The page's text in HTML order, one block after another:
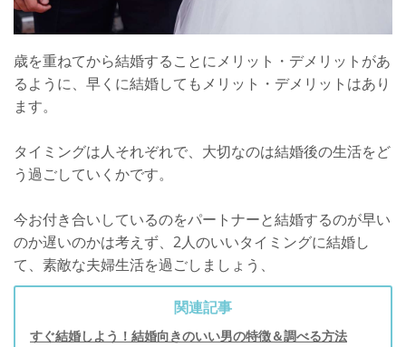
歳を重ねてから結婚することにメリット・デメリットがあ
るように、早くに結婚してもメリット・デメリットはあり
ます。
タイミングは人それぞれで、大切なのは結婚後の生活をど
う過ごしていくかです。
今お付き合いしているのをパートナーと結婚するのが早い
のか遅いのかは考えず、2人のいいタイミングに結婚し
て、素敵な夫婦生活を過ごしましょう、
関連記事
すぐ結婚しよう！結婚向きのいい男の特徴＆調べる方法